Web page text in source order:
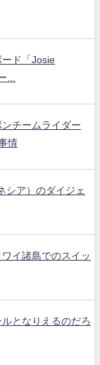
ド「Josie
...
チームライダー
情
シア）のダイジェ
イ諸島でのスイッ
となりえるのだろ